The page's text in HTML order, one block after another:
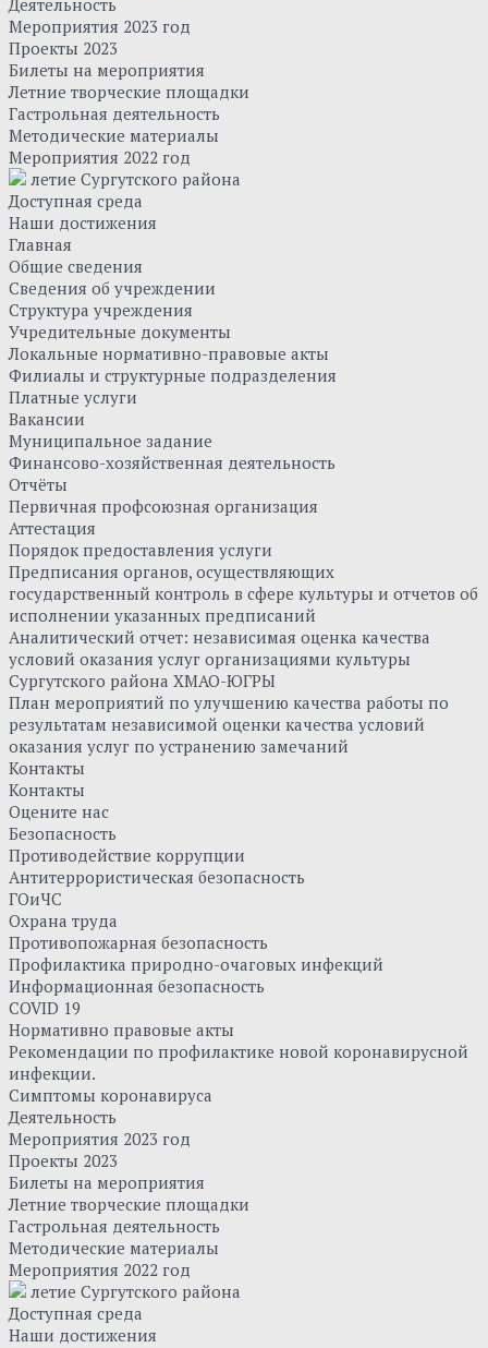
Деятельность
Мероприятия 2023 год
Проекты 2023
Билеты на мероприятия
Летние творческие площадки
Гастрольная деятельность
Методические материалы
Мероприятия 2022 год
летие Сургутского района
Доступная среда
Наши достижения
Главная
Общие сведения
Сведения об учреждении
Структура учреждения
Учредительные документы
Локальные нормативно-правовые акты
Филиалы и структурные подразделения
Платные услуги
Вакансии
Муниципальное задание
Финансово-хозяйственная деятельность
Отчёты
Первичная профсоюзная организация
Аттестация
Порядок предоставления услуги
Предписания органов, осуществляющих
государственный контроль в сфере культуры и отчетов об
исполнении указанных предписаний
Аналитический отчет: независимая оценка качества
условий оказания услуг организациями культуры
Сургутского района ХМАО-ЮГРЫ
План мероприятий по улучшению качества работы по
результатам независимой оценки качества условий
оказания услуг по устранению замечаний
Контакты
Контакты
Оцените нас
Безопасность
Противодействие коррупции
Антитеррористическая безопасность
ГОиЧС
Охрана труда
Противопожарная безопасность
Профилактика природно-очаговых инфекций
Информационная безопасность
COVID 19
Нормативно правовые акты
Рекомендации по профилактике новой коронавирусной
инфекции.
Симптомы коронавируса
Деятельность
Мероприятия 2023 год
Проекты 2023
Билеты на мероприятия
Летние творческие площадки
Гастрольная деятельность
Методические материалы
Мероприятия 2022 год
летие Сургутского района
Доступная среда
Наши достижения